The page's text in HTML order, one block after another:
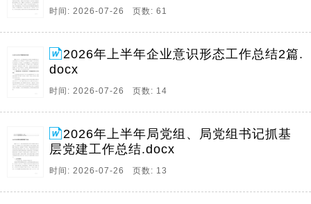
时间: 2026-07-26 页数: 61
2026年上半年企业意识形态工作总结2篇.
docx
时间: 2026-07-26 页数: 14
2026年上半年局党组、局党组书记抓基
层党建工作总结.docx
时间: 2026-07-26 页数: 13